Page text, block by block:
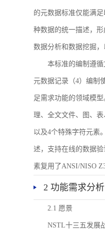
的元数据标准仅能满
种数据的统一描述，
数据分析和数据挖掘
本标准的编制遵
元数据记录（4）编制
足需求功能的领域模
理、全文文件、图、
以及4个特殊字符元素
述，支持在线的数据
素复用了ANSI/NISO
2 功能需求分析
2.1 愿景
NSTL十三五发展